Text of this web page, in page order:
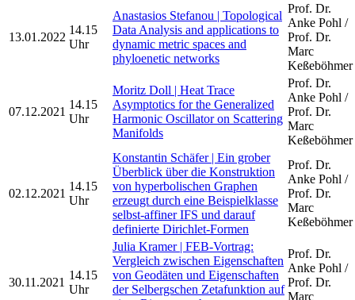
13.01.2022
14.15
Uhr
Anastasios Stefanou | Topological
Data Analysis and applications to
dynamic metric spaces and
phyloenetic networks
Prof. Dr.
Anke Pohl /
Prof. Dr.
Marc
Keßeböhmer
07.12.2021
14.15
Uhr
Moritz Doll | Heat Trace
Asymptotics for the Generalized
Harmonic Oscillator on Scattering
Manifolds
Prof. Dr.
Anke Pohl /
Prof. Dr.
Marc
Keßeböhmer
02.12.2021
14.15
Uhr
Konstantin Schäfer | Ein grober
Überblick über die Konstruktion
von hyperbolischen Graphen
erzeugt durch eine Beispielklasse
selbst-affiner IFS und darauf
definierte Dirichlet-Formen
Prof. Dr.
Anke Pohl /
Prof. Dr.
Marc
Keßeböhmer
30.11.2021
14.15
Uhr
Julia Kramer | FEB-Vortrag:
Vergleich zwischen Eigenschaften
von Geodäten und Eigenschaften
der Selbergschen Zetafunktion auf
Prof. Dr.
Anke Pohl /
Prof. Dr.
Marc